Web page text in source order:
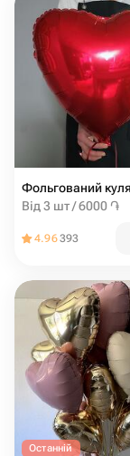
Від 3 шт / 6000 ֏
4.96393
Останній